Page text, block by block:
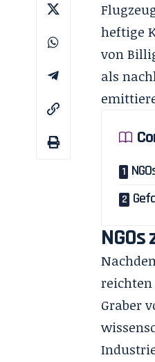
heftige
von
als
reichten
Graber